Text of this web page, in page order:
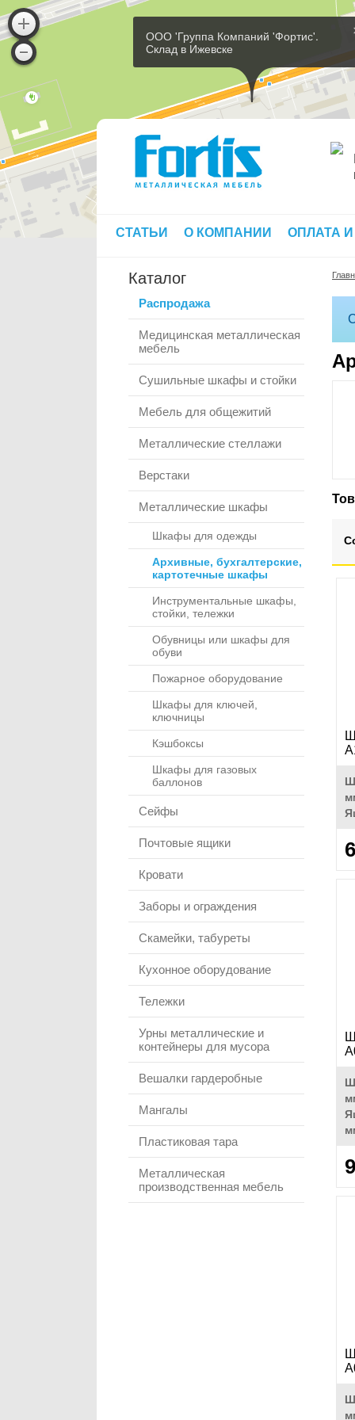
ООО 'Группа Компаний 'Фортис'.
Склад в Ижевске
СТАТЬИ О КОМПАНИИ ОПЛАТА
Каталог
Распродажа
Медицинская металлическая
мебель
Сушильные шкафы и стойки
Мебель для общежитий
Металлические стеллажи
Верстаки
Металлические шкафы
Шкафы для одежды
Архивные, бухгалтерские,
картотечные шкафы
Инструментальные шкафы,
стойки, тележки
Обувницы или шкафы для
обуви
Пожарное оборудование
Шкафы для ключей,
ключницы
Кэшбоксы
Шкафы для газовых
баллонов
Сейфы
Почтовые ящики
Кровати
Заборы и ограждения
Скамейки, табуреты
Кухонное оборудование
Тележки
Урны металлические и
контейнеры для мусора
Вешалки гардеробные
Мангалы
Пластиковая тара
Металлическая
производственная мебель